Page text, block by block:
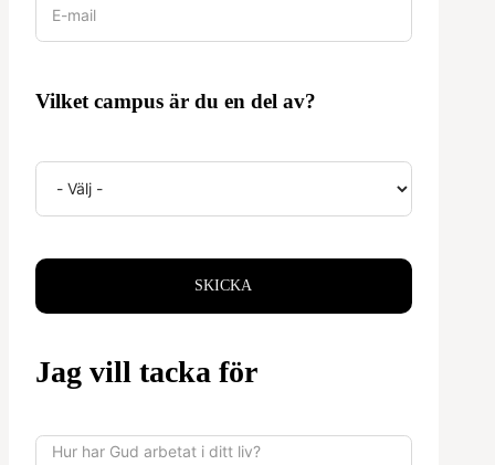
Vilket campus är du en del av?
SKICKA
Jag vill tacka för